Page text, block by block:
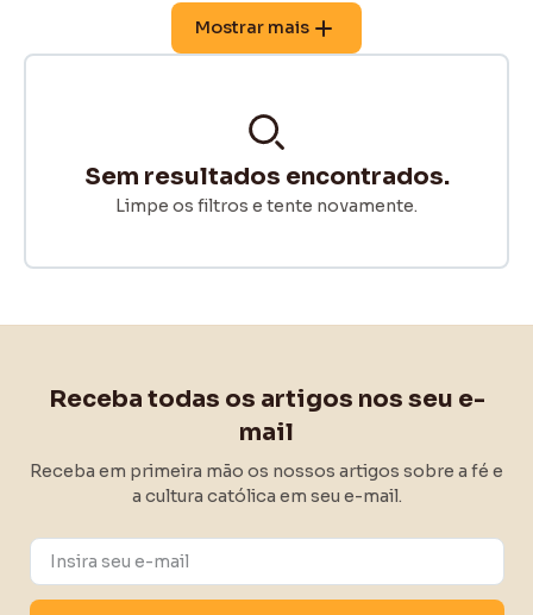
Mostrar mais
Sem resultados encontrados.
Limpe os filtros e tente novamente.
Receba todas os artigos nos seu e-
mail
Receba em primeira mão os nossos artigos sobre a fé e
a cultura católica em seu e-mail.